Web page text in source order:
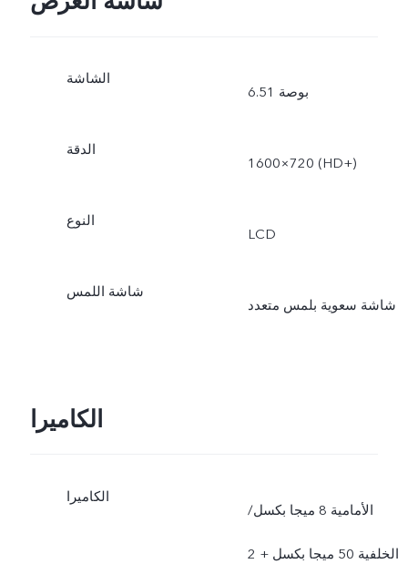
الشاشة
6.51 بوصة
الدقة
1600×720 (HD+)
النوع
‏LCD
شاشة اللمس
شاشة سعوية بلمس متعدد
الكاميرا
الكاميرا
الأمامية 8 ميجا بكسل/
الخلفية 50 ميجا بكسل + 2